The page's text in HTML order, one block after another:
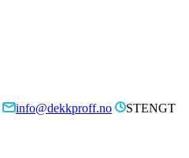
info@dekkproff.no
STENGT